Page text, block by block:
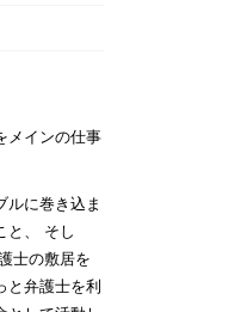
メインの仕事
ルに巻き込ま
と、 そし
士の敷居を
と弁護士を利